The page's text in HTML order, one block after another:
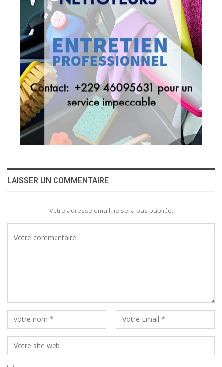
LAISSER UN COMMENTAIRE
Votre adresse email ne sera pas publiée.